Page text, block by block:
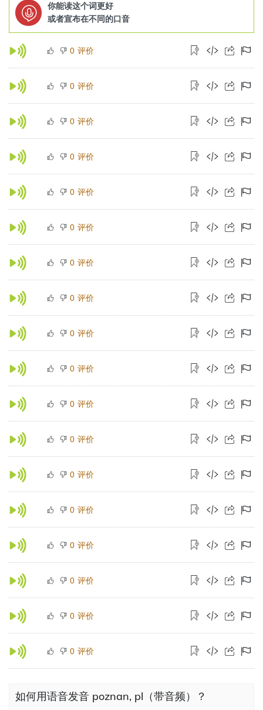
你能读这个词更好
或者宣布在不同的口音
0 评价
0 评价
0 评价
0 评价
0 评价
0 评价
0 评价
0 评价
0 评价
0 评价
0 评价
0 评价
0 评价
0 评价
0 评价
0 评价
0 评价
0 评价
如何用语音发音 poznan, pl（带音频）？